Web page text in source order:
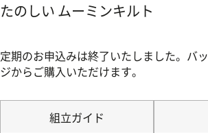
たのしい ムーミンキルト
定期のお申込みは終了いたしました。バ
ジからご購入いただけます。
組立ガイド